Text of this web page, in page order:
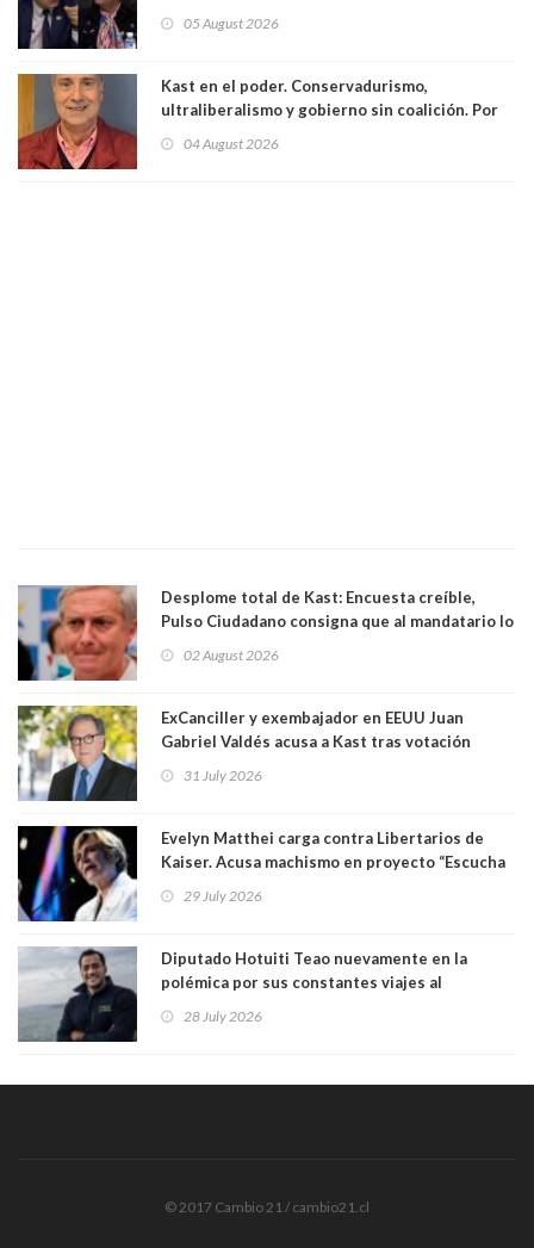
excarabinero que dejó ciego a Gustavo Gatica:
05 August 2026
Kast en el poder. Conservadurismo,
ultraliberalismo y gobierno sin coalición. Por
04 August 2026
Desplome total de Kast: Encuesta creíble,
Pulso Ciudadano consigna que al mandatario lo
sacó en primera vuelta. Rechazo es de 58.9% y
64.8%
02 August 2026
ExCanciller y exembajador en EEUU Juan
Gabriel Valdés acusa a Kast tras votación
"Si hay una persona responsable es él"
31 July 2026
Evelyn Matthei carga contra Libertarios de
Kaiser. Acusa machismo en proyecto “Escucha
"¿Cómo puede haber alguien tan enfermo del
29 July 2026
Diputado Hotuiti Teao nuevamente en la
polémica por sus constantes viajes al
vacaciones para irse a Londres y Paris por 18
28 July 2026
© 2017 Cambio 21 / cambio21.cl